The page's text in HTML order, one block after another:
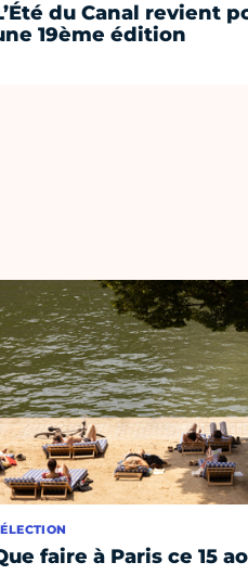
du Canal revient
19ème édition
faire à Paris ce 15